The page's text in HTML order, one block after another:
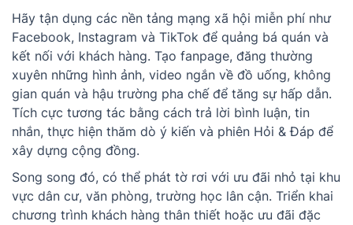
Hãy tận dụng các nền tảng mạng xã hội miễn phí như
Facebook, Instagram và TikTok để quảng bá quán và
kết nối với khách hàng. Tạo fanpage, đăng thường
xuyên những hình ảnh, video ngắn về đồ uống, không
gian quán và hậu trường pha chế để tăng sự hấp dẫn.
Tích cực tương tác bằng cách trả lời bình luận, tin
nhắn, thực hiện thăm dò ý kiến và phiên Hỏi & Đáp để
xây dựng cộng đồng.
Song song đó, có thể phát tờ rơi với ưu đãi nhỏ tại khu
vực dân cư, văn phòng, trường học lân cận. Triển khai
chương trình khách hàng thân thiết hoặc ưu đãi đặc